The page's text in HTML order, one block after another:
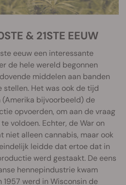
& 21STE EEUW
eeuw een interessante
de hele wereld begonnen
middelen aan banden
Het was ook de tijd
bijvoorbeeld) de
opvoerden, om aan de vraag
voldoen. Echter, de War on
niet alleen cannabis, maar ook
leidde dat ertoe dat in
werd gestaakt. De eens
hennepindustrie kwam
werd in Wisconsin de